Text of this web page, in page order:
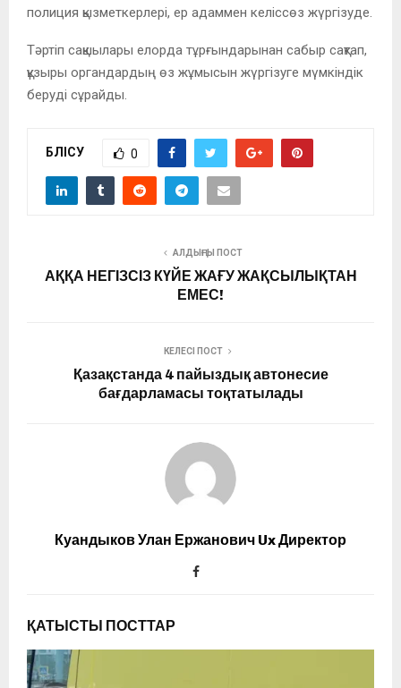
полиция қызметкерлері, ер адаммен келіссөз жүргізуде.
Тәртіп сақшылары елорда тұрғындарынан сабыр сақтап,
құзыры органдардың өз жұмысын жүргізуге мүмкіндік
берудi сұрайды.
БӨЛІСУ 0
АЛДЫҢҒЫ ПОСТ
АҚҚА НЕГІЗСІЗ КҮЙЕ ЖАҒУ ЖАҚСЫЛЫҚТАН
ЕМЕС!
КЕЛЕСІ ПОСТ
Қазақстанда 4 пайыздық автонесие
бағдарламасы тоқтатылады
Куандыков Улан Ержанович Ux Директор
ҚАТЫСТЫ ПОСТТАР